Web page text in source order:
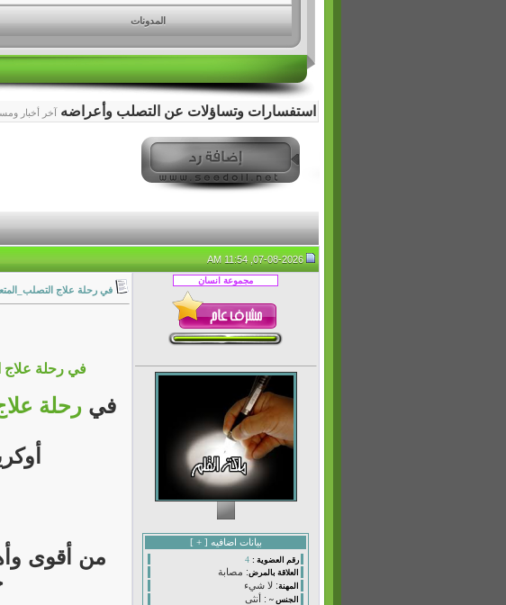
المدونات
استفسارات وتساؤلات عن التصلب وأعراضه آخر أخبار
07-08-2026, 11:54 AM
بيانات اضافيه [+
]
رقم العضوية : 4
العلاقة بالمرض: مصابة
المهنة: لا شيء
الجنس ~ : أنثى
في رحلة علاج
في رحلة علاج
في رحلة